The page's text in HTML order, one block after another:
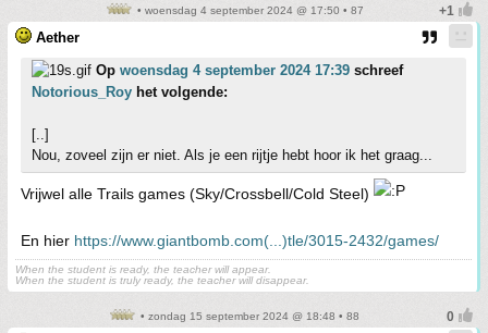
• woensdag 4 september 2024 @ 17:50 • 87
Aether
Op woensdag 4 september 2024 17:39 schreef
Notorious_Roy het volgende:
[..]
Nou, zoveel zijn er niet. Als je een rijtje hebt hoor ik het graag...
Vrijwel alle Trails games (Sky/Crossbell/Cold Steel)
En hier https://www.giantbomb.com(...)tle/3015-2432/games/
When the student is ready, the teacher will appear.
When the student is truly ready, the teacher will disappear.
• zondag 15 september 2024 @ 18:48 • 88